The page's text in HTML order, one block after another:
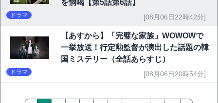
を恫喝【第5話第6話】
ドラマ [08月06日22時42分]
【あすから】「完璧な家族」WOWOWで
一挙放送！行定勲監督が演出した話題の韓
国ミステリー（全話あらすじ）
ドラマ [08月06日20時54分]